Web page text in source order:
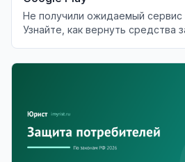
Не получили ожидаемый сервис
Узнайте, как вернуть средства